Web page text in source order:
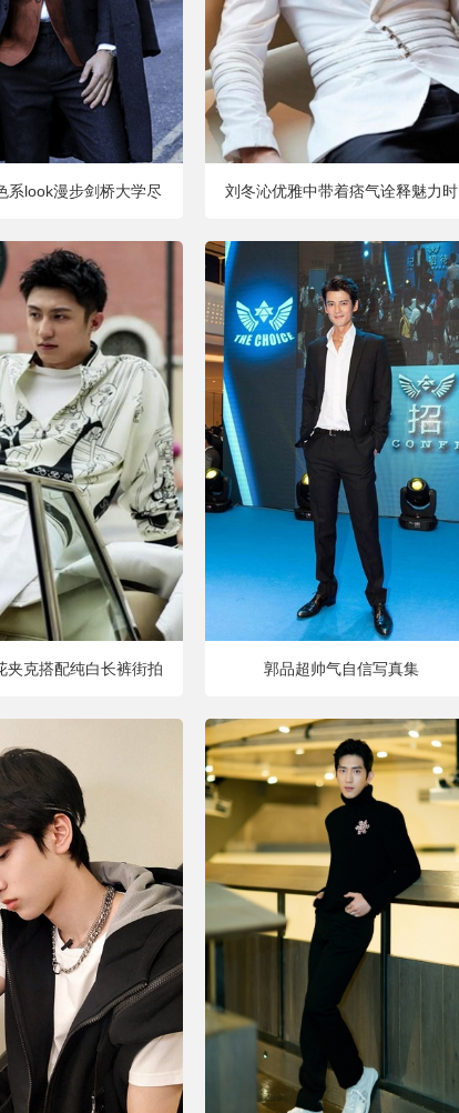
系look漫步剑桥大学尽 刘冬沁优雅中带着痞气诠释魅力时
夹克搭配纯白长裤街拍 郭品超帅气自信写真集